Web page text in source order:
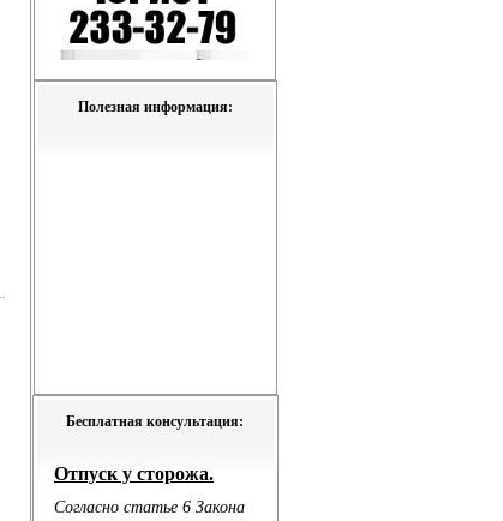
Полезная информация:
Бесплатная консультация: